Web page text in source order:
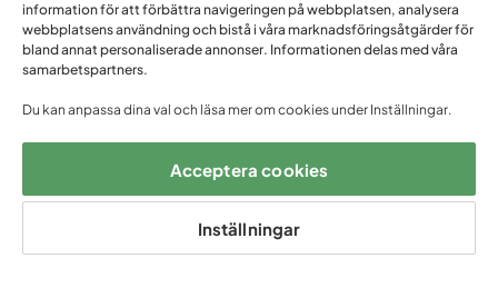
FÅ UNIKA ERBJUDANDEN
– ANMÄL DIG TILL VÅRT
NYHETSBREV!
information för att förbättra navigeringen på webbplatsen, analysera
webbplatsens användning och bistå i våra marknadsföringsåtgärder för
bland annat personaliserade annonser. Informationen delas med våra
samarbetspartners.
Du kan anpassa dina val och läsa mer om cookies under Inställningar.
Acceptera cookies
Inställningar